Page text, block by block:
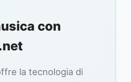
con
la tecnologia di